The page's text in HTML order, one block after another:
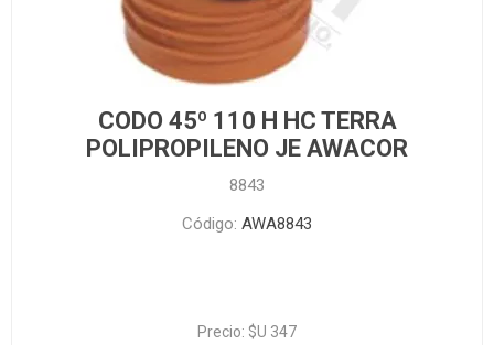
CODO 45º 110 H HC TERRA
POLIPROPILENO JE AWACOR
8843
Código: AWA8843
Precio: $U 347